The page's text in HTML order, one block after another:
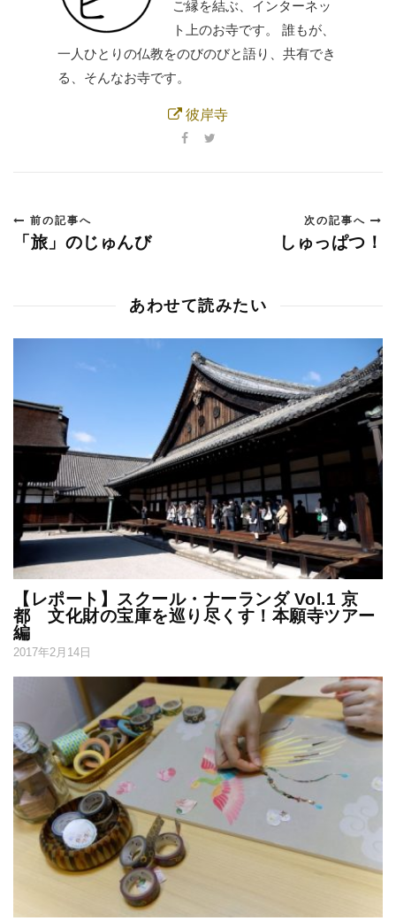
ご縁を結ぶ、インターネッ
ト上のお寺です。 誰もが、
一人ひとりの仏教をのびのびと語り、共有でき
る、そんなお寺です。
彼岸寺
前の記事へ
「旅」のじゅんび
次の記事へ
しゅっぱつ！
あわせて読みたい
【レポート】スクール・ナーランダ Vol.1 京
都 文化財の宝庫を巡り尽くす！本願寺ツアー
編
2017年2月14日